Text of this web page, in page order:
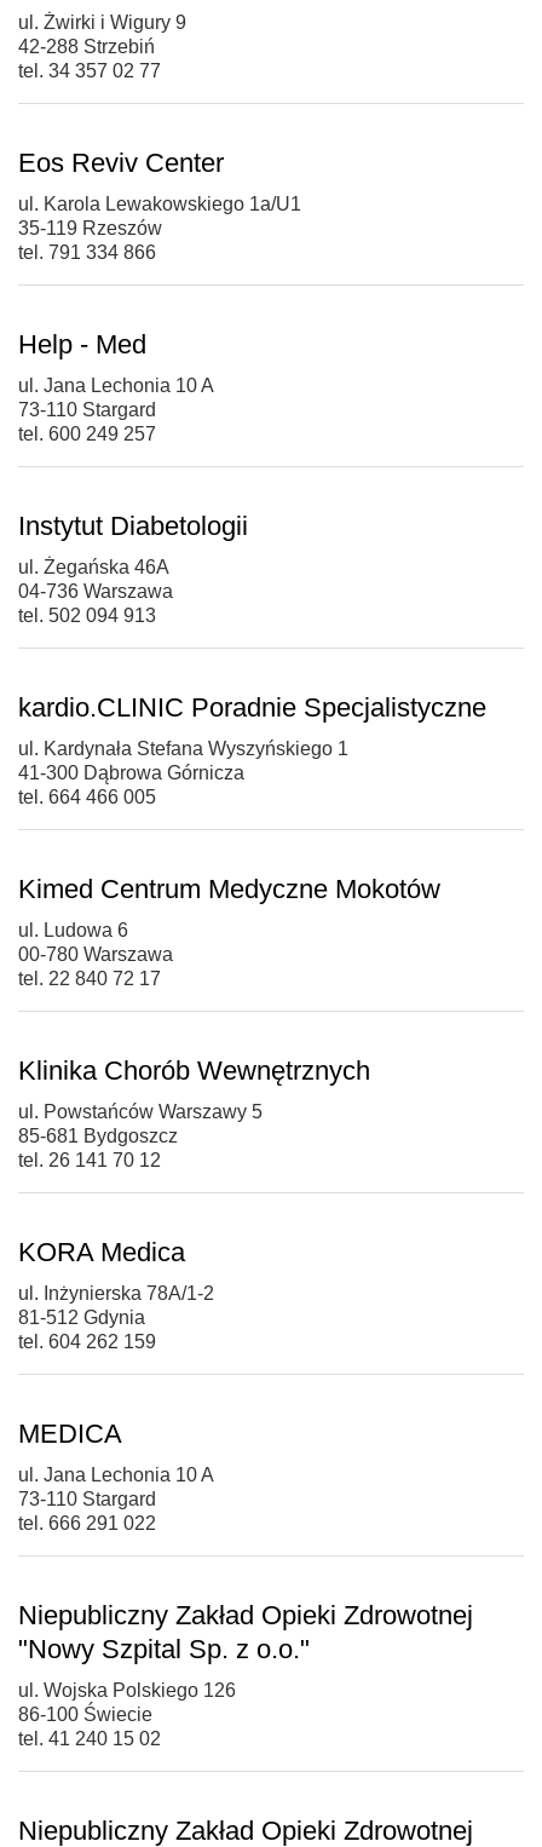
ul. Żwirki i Wigury 9
42-288 Strzebiń
tel. 34 357 02 77
Eos Reviv Center
ul. Karola Lewakowskiego 1a/U1
35-119 Rzeszów
tel. 791 334 866
Help - Med
ul. Jana Lechonia 10 A
73-110 Stargard
tel. 600 249 257
Instytut Diabetologii
ul. Żegańska 46A
04-736 Warszawa
tel. 502 094 913
kardio.CLINIC Poradnie Specjalistyczne
ul. Kardynała Stefana Wyszyńskiego 1
41-300 Dąbrowa Górnicza
tel. 664 466 005
Kimed Centrum Medyczne Mokotów
ul. Ludowa 6
00-780 Warszawa
tel. 22 840 72 17
Klinika Chorób Wewnętrznych
ul. Powstańców Warszawy 5
85-681 Bydgoszcz
tel. 26 141 70 12
KORA Medica
ul. Inżynierska 78A/1-2
81-512 Gdynia
tel. 604 262 159
MEDICA
ul. Jana Lechonia 10 A
73-110 Stargard
tel. 666 291 022
Niepubliczny Zakład Opieki Zdrowotnej
"Nowy Szpital Sp. z o.o."
ul. Wojska Polskiego 126
86-100 Świecie
tel. 41 240 15 02
Niepubliczny Zakład Opieki Zdrowotnej